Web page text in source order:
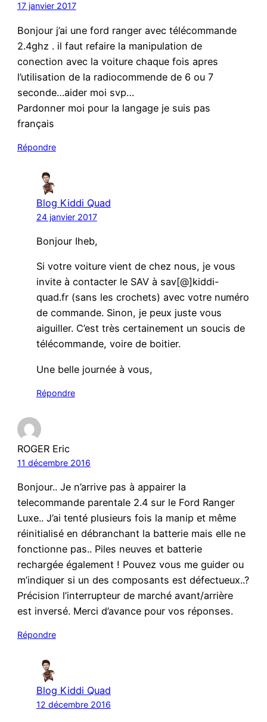
17 janvier 2017
Bonjour j’ai une ford ranger avec télécommande
2.4ghz . il faut refaire la manipulation de
conection avec la voiture chaque fois apres
l’utilisation de la radiocommende de 6 ou 7
seconde…aider moi svp…
Pardonner moi pour la langage je suis pas
français
Répondre
Blog Kiddi Quad
24 janvier 2017
Bonjour Iheb,
Si votre voiture vient de chez nous, je vous
invite à contacter le SAV à sav[@]kiddi-
quad.fr (sans les crochets) avec votre numéro
de commande. Sinon, je peux juste vous
aiguiller. C’est très certainement un soucis de
télécommande, voire de boitier.
Une belle journée à vous,
Répondre
ROGER Eric
11 décembre 2016
Bonjour.. Je n’arrive pas à appairer la
telecommande parentale 2.4 sur le Ford Ranger
Luxe.. J’ai tenté plusieurs fois la manip et même
réinitialisé en débranchant la batterie mais elle ne
fonctionne pas.. Piles neuves et batterie
rechargée également ! Pouvez vous me guider ou
m’indiquer si un des composants est défectueux..?
Précision l’interrupteur de marché avant/arrière
est inversé. Merci d’avance pour vos réponses.
Répondre
Blog Kiddi Quad
12 décembre 2016